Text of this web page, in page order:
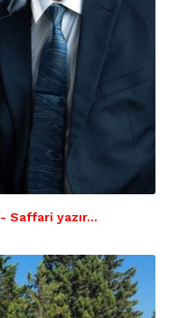
- Saffari yazır…